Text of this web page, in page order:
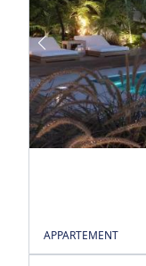
APPARTEMENT